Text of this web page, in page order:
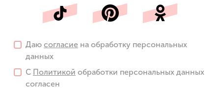
Даю согласие на обработку персональных
данных
С Политикой обработки персональных данных
согласен